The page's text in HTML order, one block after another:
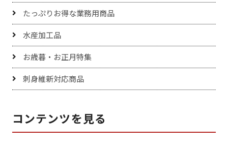
たっぷりお得な業務用商品
水産加工品
お歳暮・お正月特集
刺身維新対応商品
コンテンツを見る